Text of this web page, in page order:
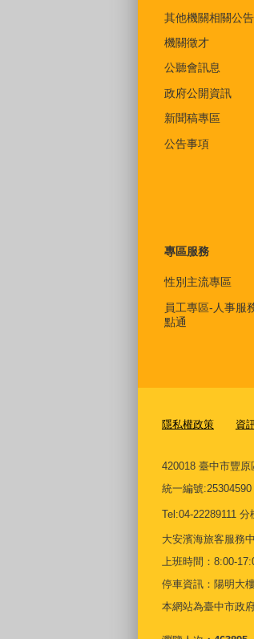
其他機關相關公告
機關徵才
公聽會訊息
政府公開資訊
新聞稿專區
公告事項
專區服務
性別主流專區
員工專區-人事服
點通
隱私權政策 資
420018 臺中市豐
統一編號:25304590
Tel:04-22289111
大安濱海旅客服務
上班時間：8:00-
停車資訊：陽明大
本網站為臺中市政